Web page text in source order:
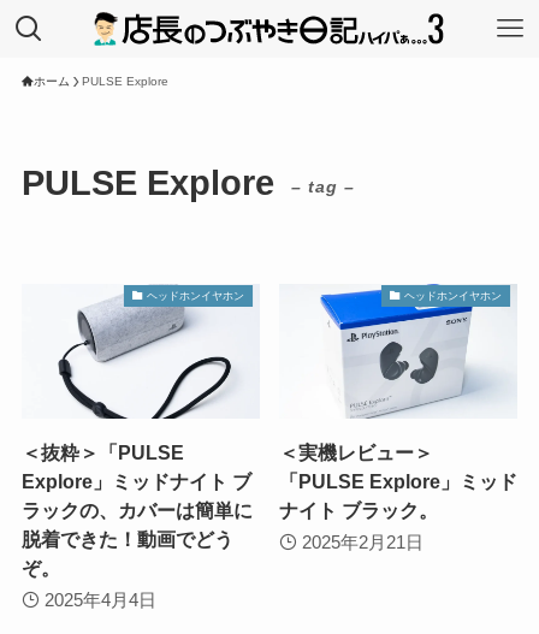
ホーム PULSE Explore
PULSE Explore – tag –
ヘッドホンイヤホン
＜抜粋＞「PULSE
Explore」ミッドナイト ブ
ラックの、カバーは簡単に
脱着できた！動画でどう
ぞ。
2025年4月4日
ヘッドホンイヤホン
＜実機レビュー＞
「PULSE Explore」ミッド
ナイト ブラック。
2025年2月21日